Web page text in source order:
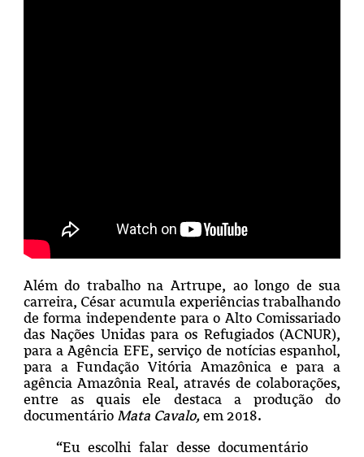
Além do trabalho na Artrupe, ao longo de sua
carreira, César acumula experiências trabalhando
de forma independente para o Alto Comissariado
das Nações Unidas para os Refugiados (ACNUR),
para a Agência EFE, serviço de notícias espanhol,
para a Fundação Vitória Amazônica e para a
agência Amazônia Real, através de colaborações,
entre as quais ele destaca a produção do
documentário Mata Cavalo, em 2018.
“Eu escolhi falar desse documentário